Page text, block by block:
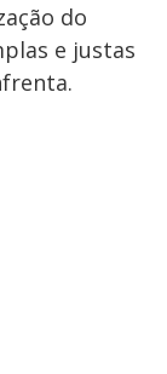
do
e justas